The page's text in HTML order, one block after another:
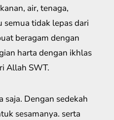
air, tenaga,
semua tidak lepas dari
beragam dengan
harta dengan ikhlas
Allah SWT.
saja. Dengan sedekah
sesamanya. serta